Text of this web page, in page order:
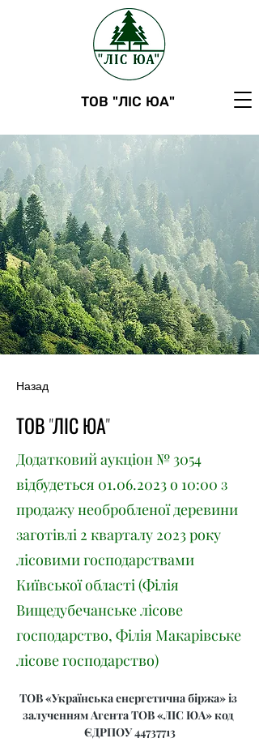
ТОВ "ЛІС ЮА"
Назад
ТОВ "ЛІС ЮА"
Додатковий аукціон № 3054
відбудеться 01.06.2023о 10:00 з
продажу необробленої деревини
заготівлі 2 кварталу 2023 року
лісовими господарствами
Київської області (Філія
Вищедубечанське лісове
господарство, Філія Макарівське
лісове господарство)
ТОВ «Українська енергетична біржа» із
залученням Агента ТОВ «ЛІС ЮА» код
ЄДРПОУ 44737713